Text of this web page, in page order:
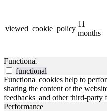
viewed_cookie_policy
11
months
Functional
functional
Functional cookies help to
sharing the content of the
feedbacks, and other third-party
Performance